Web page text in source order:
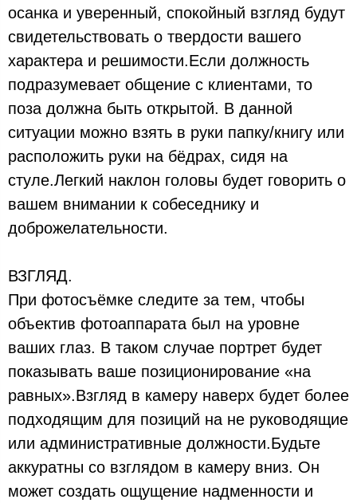
осанка и уверенный, спокойный взгляд будут
свидетельствовать о твердости вашего
характера и решимости.Если должность
подразумевает общение с клиентами, то
поза должна быть открытой. В данной
ситуации можно взять в руки папку/книгу или
расположить руки на бёдрах, сидя на
стуле.Легкий наклон головы будет говорить о
вашем внимании к собеседнику и
доброжелательности.⠀
ВЗГЛЯД.
При фотосъёмке следите за тем, чтобы
объектив фотоаппарата был на уровне
ваших глаз. В таком случае портрет будет
показывать ваше позиционирование «на
равных».Взгляд в камеру наверх будет более
подходящим для позиций на не руководящие
или административные должности.Будьте
аккуратны со взглядом в камеру вниз. Он
может создать ощущение надменности и